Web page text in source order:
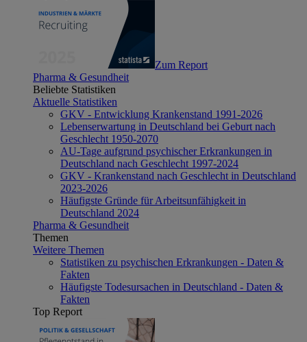
Zum Report
Pharma & Gesundheit
Beliebte Statistiken
Aktuelle Statistiken
GKV - Entwicklung Krankenstand 1991-2026
Lebenserwartung in Deutschland bei Geburt nach
Geschlecht 1950-2070
AU-Tage aufgrund psychischer Erkrankungen in
Deutschland nach Geschlecht 1997-2024
GKV - Krankenstand nach Geschlecht in Deutschland
2023-2026
Häufigste Gründe für Arbeitsunfähigkeit in
Deutschland 2024
Pharma & Gesundheit
Themen
Weitere Themen
Statistiken zu psychischen Erkrankungen - Daten &
Fakten
Häufigste Todesursachen in Deutschland - Daten &
Fakten
Top Report